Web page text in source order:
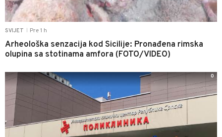
SVIJET Pre 1 h
Arheološka senzacija kod Sicilije: Pronađena rimska
olupina sa stotinama amfora (FOTO/VIDEO)
0